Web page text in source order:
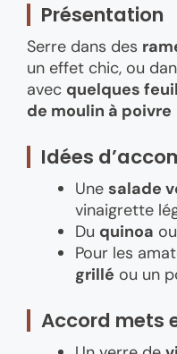
Présentation
Serre dans des
un effet chic, ou
avec quelques
de moulin à poivre
Idées
Une salade
vinaigrette
Du quinoa
Pour les
grillé ou un
Accord mets